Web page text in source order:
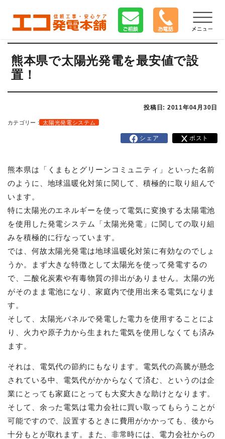
熊本県で太陽光発電を最安値で設
置！
投稿日: 2011年04月30日
カテゴリー : 太陽光発電システム
シェア ポスト
熊本県は「くまもとグリーンコミュニティ」といった名前
のように、地球温暖化対策に関して、積極的に取り組んで
います。
特に太陽光のエネルギーを使って電気に変換する太陽電池
を使用した発電システム「太陽光発電」に関しての取り組
みを積極的に行なっています。
では、何故太陽光発電は地球温暖化対策に有効なのでしょ
うか。まず大きな特徴として太陽光を使って発電するの
で、二酸化炭素や有毒物質の排出がありません。太陽の光
がそのまま電池になり、家庭内で使用出来る電気になりま
す。
そして、太陽光パネルで発電した電力を使用することによ
り、火力や原子力から生まれた電気を使用しなくても済み
ます。
それは、電気代の節約にもなります。電気代の高騰が懸念
されている中、電気代がかからなくて済む、というのは企
業にとっても家庭にとっても大変大きな助けとなります。
そして、余った電気は電力会社に買い取ってもらうことが
可能ですので、設置するときに費用がかかっても、後から
十分もとが取れます。また、非常時には、電力会社からの